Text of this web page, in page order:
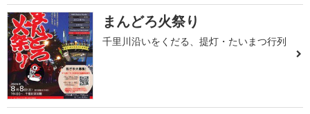
まんどろ火祭り
千里川沿いをくだる、提灯・たいまつ行列